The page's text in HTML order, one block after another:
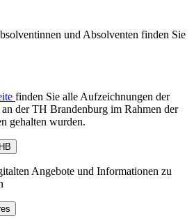
und Absolventen finden Sie
finden Sie alle Aufzeichnungen der
der TH Brandenburg im Rahmen der
gehalten wurden.
Angebote und Informationen zu